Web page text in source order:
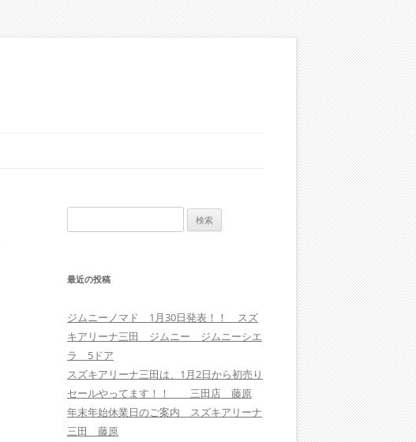
索:
最近の投稿
ジムニーノマド 1月30日発表！！ スズ
キアリーナ三田 ジムニー ジムニーシエ
ラ 5ドア
スズキアリーナ三田は、1月2日から初売り
セールやってます！！ 三田店 藤原
年末年始休業日のご案内 スズキアリーナ
三田 藤原